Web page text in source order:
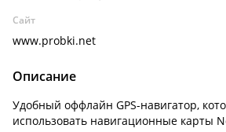
Сайт
www.probki.net
Описание
Удобный оффлайн GPS-навигатор,
использовать навигационные карты